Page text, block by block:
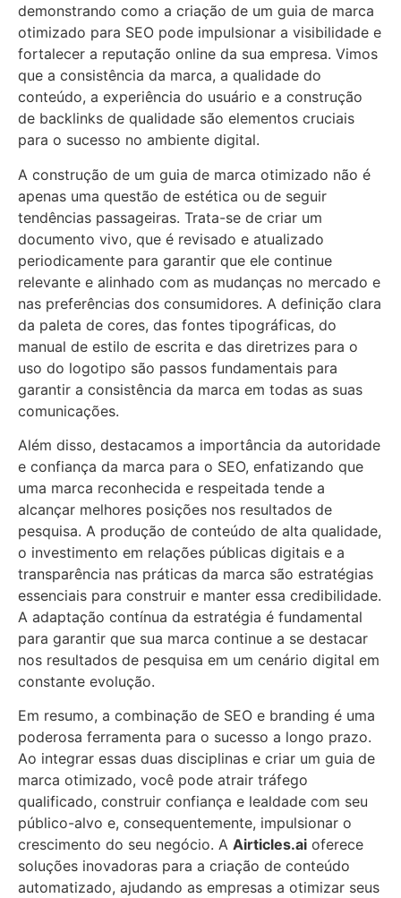
demonstrando como a criação de um guia de marca
otimizado para SEO pode impulsionar a visibilidade e
fortalecer a reputação online da sua empresa. Vimos
que a consistência da marca, a qualidade do
conteúdo, a experiência do usuário e a construção
de backlinks de qualidade são elementos cruciais
para o sucesso no ambiente digital.
A construção de um guia de marca otimizado não é
apenas uma questão de estética ou de seguir
tendências passageiras. Trata-se de criar um
documento vivo, que é revisado e atualizado
periodicamente para garantir que ele continue
relevante e alinhado com as mudanças no mercado e
nas preferências dos consumidores. A definição clara
da paleta de cores, das fontes tipográficas, do
manual de estilo de escrita e das diretrizes para o
uso do logotipo são passos fundamentais para
garantir a consistência da marca em todas as suas
comunicações.
Além disso, destacamos a importância da autoridade
e confiança da marca para o SEO, enfatizando que
uma marca reconhecida e respeitada tende a
alcançar melhores posições nos resultados de
pesquisa. A produção de conteúdo de alta qualidade,
o investimento em relações públicas digitais e a
transparência nas práticas da marca são estratégias
essenciais para construir e manter essa credibilidade.
A adaptação contínua da estratégia é fundamental
para garantir que sua marca continue a se destacar
nos resultados de pesquisa em um cenário digital em
constante evolução.
Em resumo, a combinação de SEO e branding é uma
poderosa ferramenta para o sucesso a longo prazo.
Ao integrar essas duas disciplinas e criar um guia de
marca otimizado, você pode atrair tráfego
qualificado, construir confiança e lealdade com seu
público-alvo e, consequentemente, impulsionar o
crescimento do seu negócio. A Airticles.ai oferece
soluções inovadoras para a criação de conteúdo
automatizado, ajudando as empresas a otimizar seus